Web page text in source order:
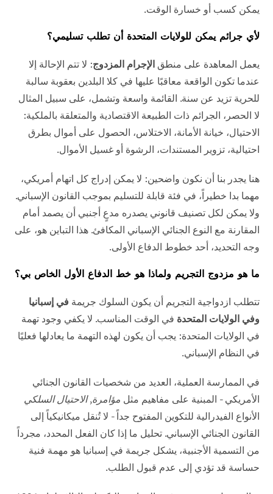
يمكن كسب أو خسارة الوقت.
لأي جرائم يمكن للولايات المتحدة أن تطلب تسليمي؟
يعمل المعاهدة على منطقالإجرام المزدوج: لا تتم الإحالة إلا
عندما تكون الواقعة معاقبًا عليها في كلا البلدين بعقوبة سالبة
للحرية تزيد عن سنة. القائمة واسعة وتشمل، على سبيل المثال
لا الحصر، الجرائم ذات الطبيعة الاقتصادية والمتعلقة بالملكية:
الاحتيال، خيانة الأمانة، الاختلاس، الحصول على أموال بطرق
احتيالية، تزوير المستندات، الرشوة أو غسيل الأموال.
هنا يجدر بنا أن نكون واضحين: لا يمكن إدراج كل اتهام أمريكي،
مهما بدا خطيراً، في فئة قابلة للتسليم بموجب القانون الإسباني.
ولا يمكن لكل تصنيف قانوني يصدره مدعٍ أجنبي أن يصمد أمام
المقارنة مع النوع الجنائي الإسباني المكافئ. هذا التباين هو، على
وجه التحديد، أحد خطوط الدفاع الأولى.
ما هو مزدوج التجريم ولماذا هو خط الدفاع الأول الخاص بي؟
تتطلب ازدواجية التجريم أن يكون السلوك جريمة في إسبانيا
وفي الولايات المتحدة في الوقت المناسب. لا يكفي وجود تهمة
في الولايات المتحدة: يجب أن يكون لهذه التهمة ما يعادلها فعليًا
في النظام الإسباني.
في الممارسة العملية، العديد من شخصيات القانون الجنائي
الأمريكي - المبنية على مفاهيم مثل مؤامرة,الاحتيال السلكي
الأنواع الفيدرالية للتكوين المفتوح جداً - لا تُنقل ميكانيكياً إلى
القانون الجنائي الإسباني. تحليل ما إذا كان الفعل المحدد، مجرداً
من التسمية الأجنبية، يشكل جريمة في إسبانيا هو مهمة فنية
حساسة قد تؤدي إلى عدم قبول الطلب.